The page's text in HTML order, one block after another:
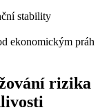
stability
rizika